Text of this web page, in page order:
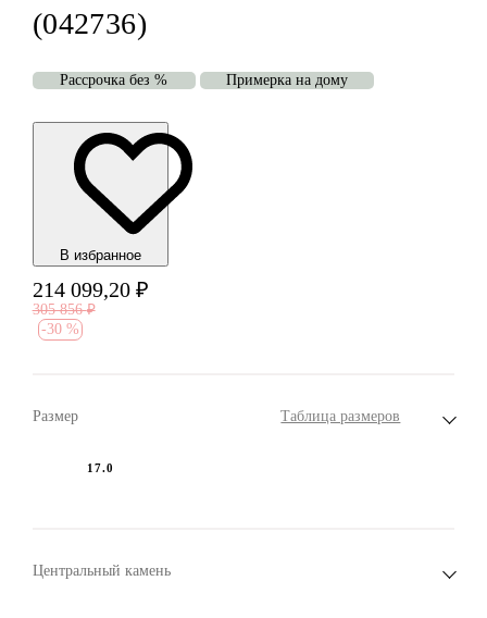
(042736)
Рассрочка без % Примерка на дому
В избранноe
214 099,20 ₽
305 856 ₽
-30 %
Размер Таблица размеров
17.0
Центральный камень